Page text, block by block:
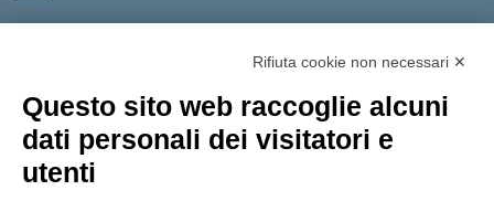
Tutti gli argomenti
Amministrazione Trasparente
Privacy Policy
Dichiarazione di accessibilitàObiettivi di accessibilità
Seguici su:
Rifiuta cookie non necessari ✕
Questo sito web raccoglie alcuni
dati personali dei visitatori e
utenti